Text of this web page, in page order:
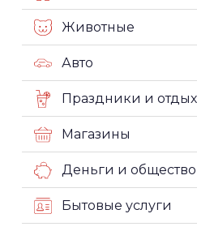
Животные
Авто
Праздники и отдых
Магазины
Деньги и общество
Бытовые услуги